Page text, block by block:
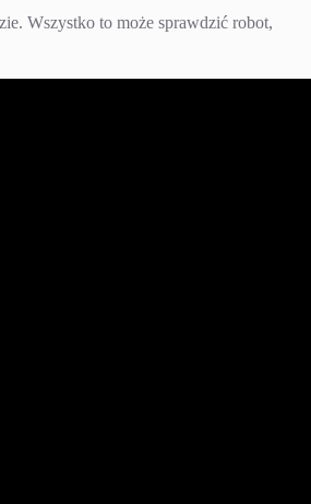
Wszystko to może sprawdzić robot,